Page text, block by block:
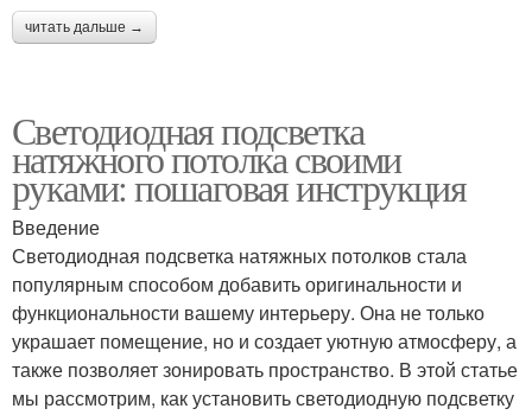
читать дальше →
Светодиодная подсветка
натяжного потолка своими
руками: пошаговая инструкция
Введение
Светодиодная подсветка натяжных потолков стала
популярным способом добавить оригинальности и
функциональности вашему интерьеру. Она не только
украшает помещение, но и создает уютную атмосферу, а
также позволяет зонировать пространство. В этой статье
мы рассмотрим, как установить светодиодную подсветку